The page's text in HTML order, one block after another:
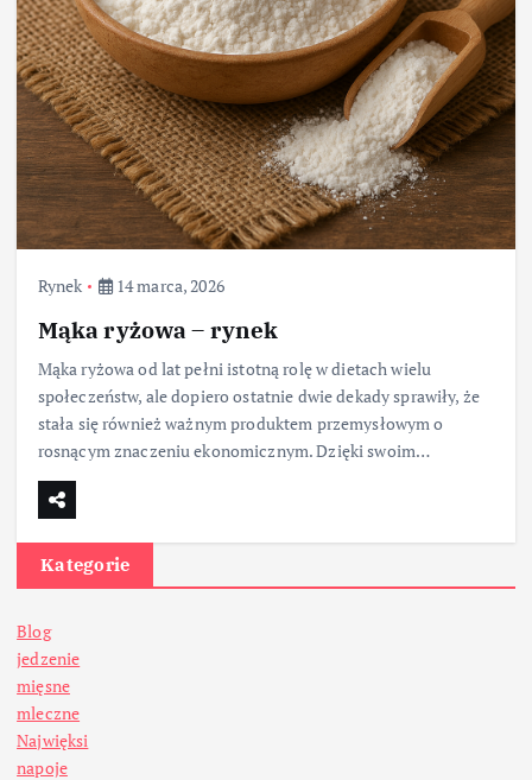
Rynek 14 marca, 2026
Mąka ryżowa – rynek
Mąka ryżowa od lat pełni istotną rolę w dietach wielu
społeczeństw, ale dopiero ostatnie dwie dekady sprawiły, że
stała się również ważnym produktem przemysłowym o
rosnącym znaczeniu ekonomicznym. Dzięki swoim…
Kategorie
Blog
jedzenie
mięsne
mleczne
Najwięksi
napoje